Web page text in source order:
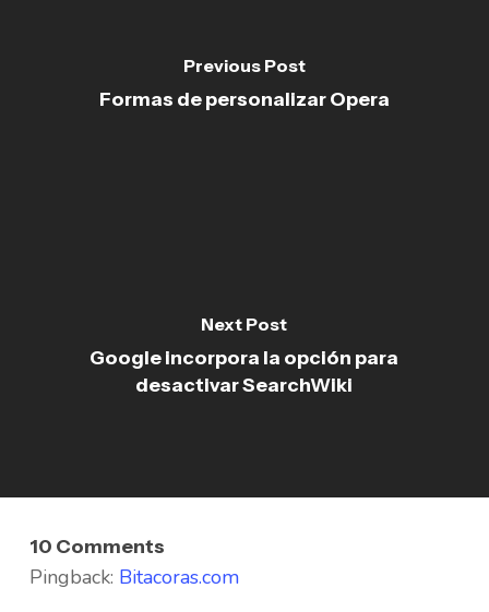
Previous Post
Formas de personalizar Opera
Next Post
Google incorpora la opción para
desactivar SearchWiki
10 Comments
Pingback: Bitacoras.com